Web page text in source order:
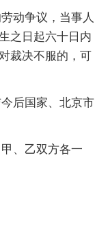
动争议，当事人
之日起六十日内
裁决不服的，可
后国家、北京市
、乙双方各一